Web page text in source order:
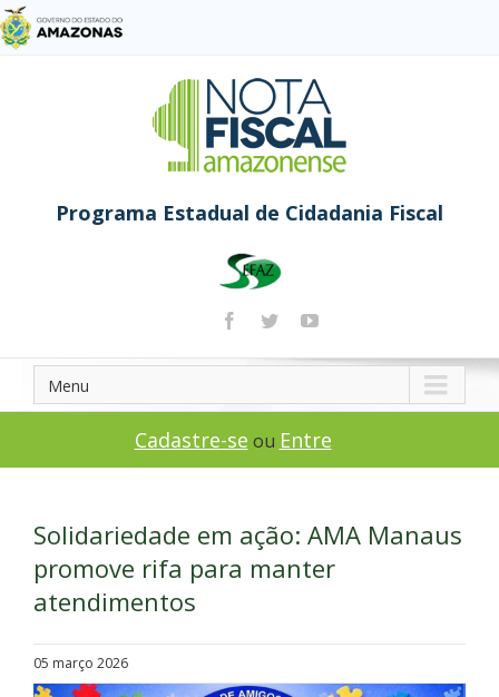
Programa Estadual de Cidadania Fiscal
Menu
Cadastre-se ou Entre
Solidariedade em ação: AMA Manaus
promove rifa para manter
atendimentos
05 março 2026